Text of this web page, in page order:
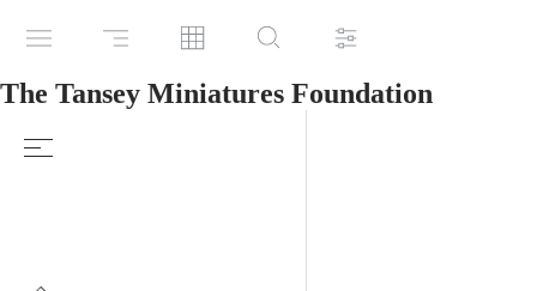
The Tansey Miniatures Foundation